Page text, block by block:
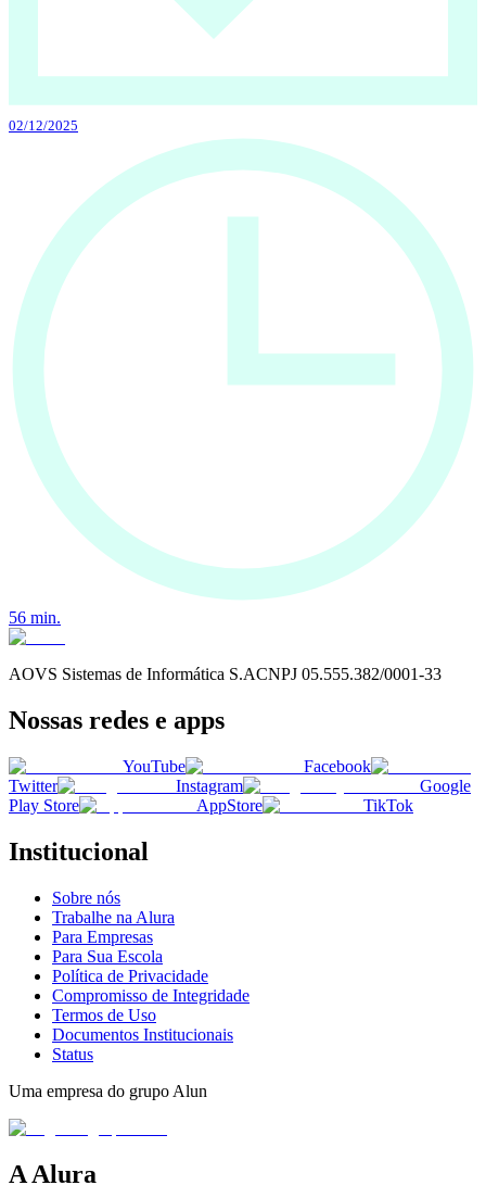
02/12/2025
56 min.
AOVS Sistemas de Informática S.ACNPJ 05.555.382/0001-33
Nossas redes e apps
YouTube
Facebook
Twitter
Instagram
Google
Play Store
AppStore TikTok
Institucional
Sobre nós
Trabalhe na Alura
Para Empresas
Para Sua Escola
Política de Privacidade
Compromisso de Integridade
Termos de Uso
Documentos Institucionais
Status
Uma empresa do grupo Alun
A Alura